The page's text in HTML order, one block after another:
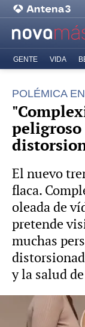
GENTE VIDA
POLÉMICA
El nuevo
flaca.
oleada de
pretende
muchas
y la salud